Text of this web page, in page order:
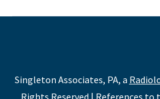
Singleton Associates, PA, a